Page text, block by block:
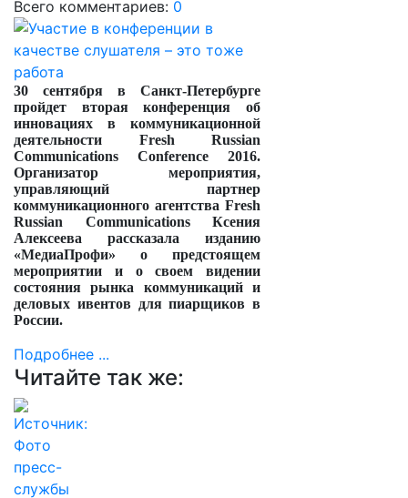
Всего комментариев: 0
30 сентября в Санкт-Петербурге
пройдет вторая конференция об
инновациях в коммуникационной
деятельности Fresh Russian
Communications Conference 2016.
Организатор мероприятия,
управляющий партнер
коммуникационного агентстваFresh
Russian CommunicationsКсения
Алексеева рассказала изданию
«МедиаПрофи» о предстоящем
мероприятии и о своем видении
состояния рынка коммуникаций и
деловых ивентов для пиарщиков в
России.
Подробнее ...
Читайте так же: